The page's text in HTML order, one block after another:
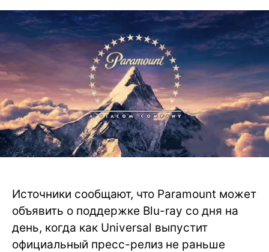
Источники сообщают, что Paramount может
объявить о поддержке Blu-ray со дня на
день, когда как Universal выпустит
официальный пресс-релиз не раньше